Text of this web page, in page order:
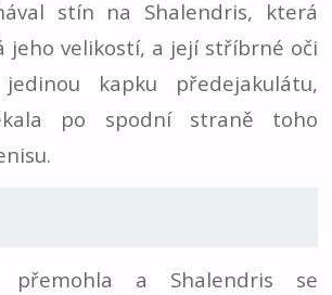
stín na Shalendris, která
jeho velikostí, a její stříbrné oči
jedinou kapku předejakulátu,
po spodní straně toho
a Shalendris se